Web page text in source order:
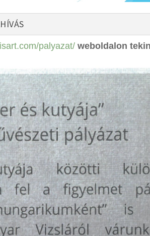
palyazat/ weboldalon